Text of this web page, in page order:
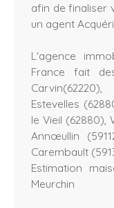
afin de finaliser
un agent
L'agence
France fait
Estevelles
le Vieil (62880),
Annœullin
Carembault
Estimation
Meurchin